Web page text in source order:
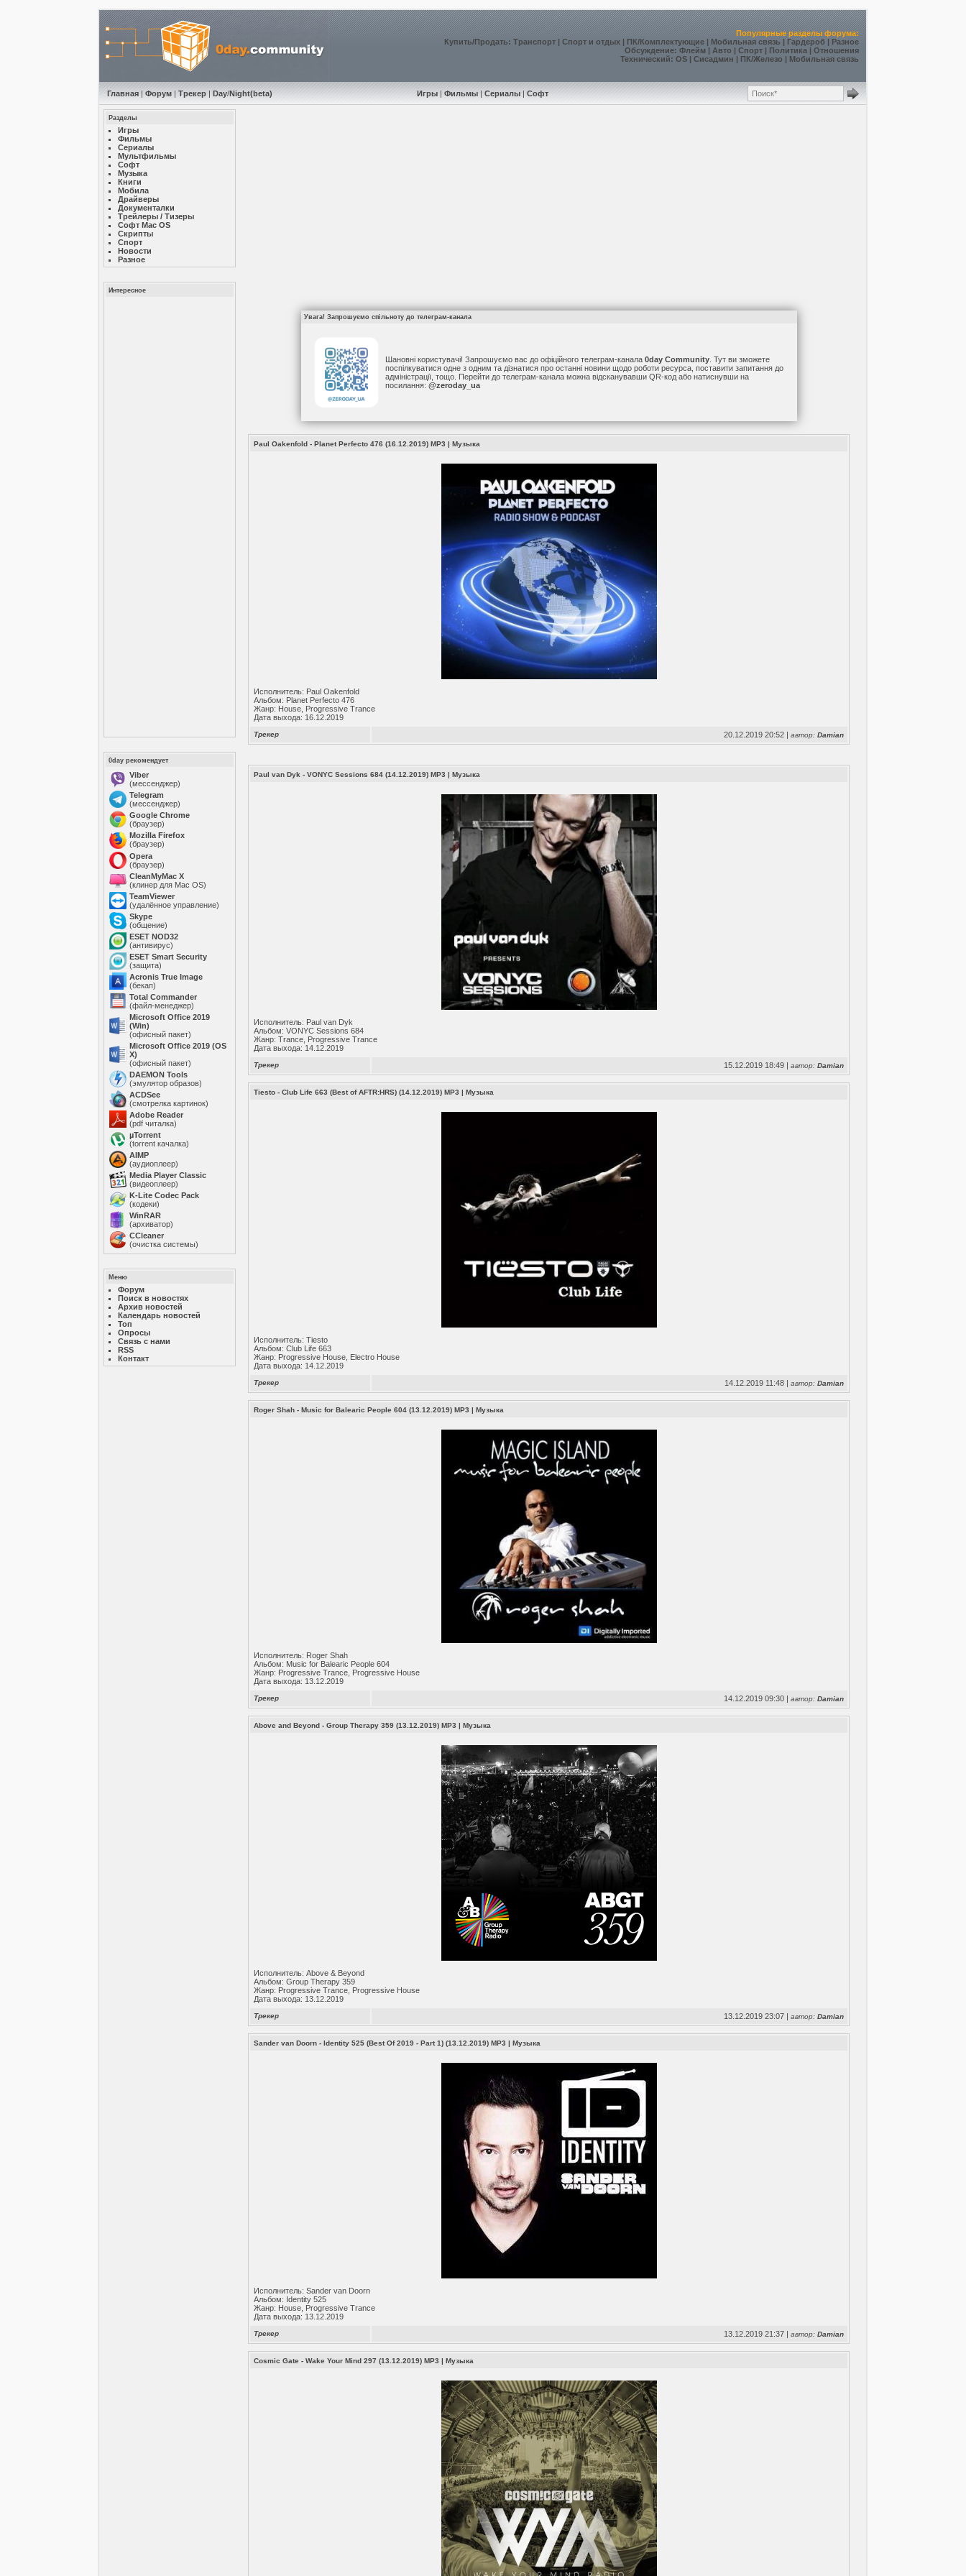
Популярные разделы форума:
Купить/Продать:Транспорт |Спорт и отдых |ПК/Комплектующие |Мобильная связь | Гардероб |Разное
Обсуждение:Флейм | Авто |Спорт | Политика |Отношения
Технический:OS |Сисадмин | ПК/Железо | Мобильная связь
Главная |Форум |Трекер |Day/Night(beta) Игры |Фильмы |Сериалы |Софт
Разделы
Игры
Фильмы
Сериалы
Мультфильмы
Софт
Музыкa
Книги
Мобила
Драйверы
Документалки
Трейлеры / Тизеры
Софт Mac OS
Скрипты
Спорт
Новости
Разное
Интересное
0day рекомендует
Viber
(мессенджер)
Telegram
(мессенджер)
Google Chrome
(браузер)
Mozilla Firefox
(браузер)
Opera
(браузер)
CleanMyMac X
(клинер для Mac OS)
TeamViewer
(удалённое управление)
Skype
(общение)
ESET NOD32
(антивирус)
ESET Smart Security
(защита)
Acronis True Image
(бекап)
Total Commander
(файл-менеджер)
Microsoft Office 2019
(Win)
(офисный пакет)
Microsoft Office 2019 (OS
X)
(офисный пакет)
DAEMON Tools
(эмулятор образов)
ACDSee
(смотрелка картинок)
Adobe Reader
(pdf читалка)
µTorrent
(torrent качалка)
AIMP
(аудиоплеер)
Media Player Classic
(видеоплеер)
K-Lite Codec Pack
(кодеки)
WinRAR
(архиватор)
ССleaner
(очистка системы)
Меню
Форум
Поиск в новостях
Архив новостей
Календарь новостей
Топ
Опросы
Связь с нами
RSS
Контакт
Увага! Запрошуємо спільноту до телеграм-канала
Шановні користувачі! Запрошуємо вас до офіційного телеграм-канала 0day Community. Тут ви зможете
поспілкуватися одне з одним та дізнатися про останні новини щодо роботи ресурса, поставити запитання до
адміністрації, тощо. Перейти до телеграм-канала можна відсканувавши QR-код або натиснувши на
посилання: @zeroday_ua
Paul Oakenfold - Planet Perfecto 476 (16.12.2019) MP3 |Музыка
Исполнитель: Paul Oakenfold
Альбом: Planet Perfecto 476
Жанр: House, Progressive Trance
Дата выхода: 16.12.2019
Трекер 20.12.2019 20:52 |автор:Damian
Paul van Dyk - VONYC Sessions 684 (14.12.2019) MP3 |Музыка
Исполнитель: Paul van Dyk
Альбом: VONYC Sessions 684
Жанр: Trance, Progressive Trance
Дата выхода: 14.12.2019
Трекер 15.12.2019 18:49 |автор:Damian
Tiesto - Club Life 663 (Best of AFTR:HRS) (14.12.2019) MP3 |Музыка
Исполнитель: Tiesto
Альбом: Club Life 663
Жанр: Progressive House, Electro House
Дата выхода: 14.12.2019
Трекер 14.12.2019 11:48 |автор:Damian
Roger Shah - Music for Balearic People 604 (13.12.2019) MP3 |Музыка
Исполнитель: Roger Shah
Альбом: Music for Balearic People 604
Жанр: Progressive Trance, Progressive House
Дата выхода: 13.12.2019
Трекер 14.12.2019 09:30 |автор:Damian
Above and Beyond - Group Therapy 359 (13.12.2019) MP3 |Музыка
Исполнитель: Above & Beyond
Альбом: Group Therapy 359
Жанр: Progressive Trance, Progressive House
Дата выхода: 13.12.2019
Трекер 13.12.2019 23:07 |автор:Damian
Sander van Doorn - Identity 525 (Best Of 2019 - Part 1) (13.12.2019) MP3 |Музыка
Исполнитель: Sander van Doorn
Альбом: Identity 525
Жанр: House, Progressive Trance
Дата выхода: 13.12.2019
Трекер 13.12.2019 21:37 |автор:Damian
Cosmic Gate - Wake Your Mind 297 (13.12.2019) MP3 |Музыка